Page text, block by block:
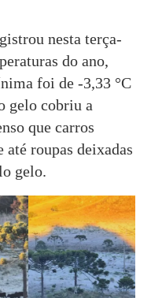
nesta terça-
do ano,
foi de -3,33 °C
gelo cobriu a
que carros
até roupas deixadas
gelo.